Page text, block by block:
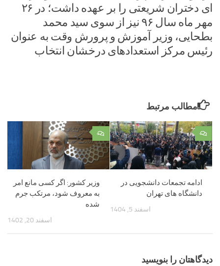
ای دختران شریعتی را بر عهده داشت؛ در ۲۶
مهر ماه سال ۹۶ نیز از سوی سید محمد
بطحایی، وزیر آموزش و پرورش وقت به عنوان
رئیس مرکز استعدادهای درخشان انتخاب
مطالب مرتبط
۰
وزیر کشور: اگر کسی مانع امر
به معروف شود، مرتکب جرم
شده
اسفند 20, 1402
۰
ادامه تجمعات دانشجویی در
دانشگاه های تهران
اسفند 5, 1404
دیدگاهتان را بنویسید